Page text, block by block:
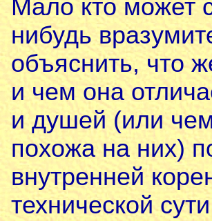
Мало кто может
нибудь
объяснить, что
и чем она
и душей (или
похожа на них)
внутренней
технической